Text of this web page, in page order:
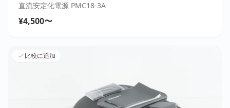
直流安定化電源 PMC18-3A
¥4,500〜
比較に追加